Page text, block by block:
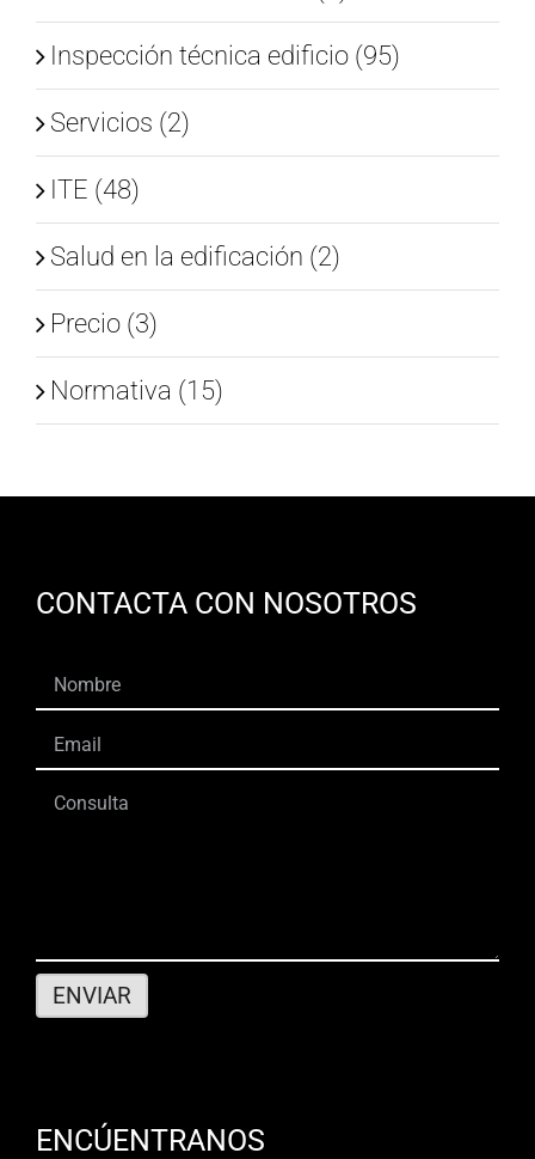
Inspección técnica edificio (95)
Servicios (2)
ITE (48)
Salud en la edificación (2)
Precio (3)
Normativa (15)
CONTACTA CON NOSOTROS
ENCÚENTRANOS